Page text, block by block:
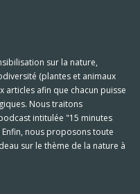
sur la nature,
(plantes et animaux
articles afin que chacun puisse
Nous traitons
intitulée "15 minutes
nous proposons toute
sur le thème de la nature à